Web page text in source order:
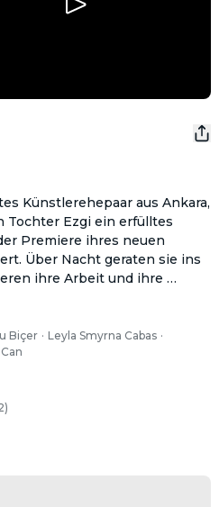
Künstlerehepaar aus Ankara,
Tochter Ezgi ein erfülltes
Premiere ihres neuen
Über Nacht geraten sie ins
ihre Arbeit und ihre
Während sich Aziz mit
und an seinen
Derya nach einem Ausweg,
macht. Nach und nach
ihren Wertvorstellungen
Biçer · Leyla Smyrna Cabas ·